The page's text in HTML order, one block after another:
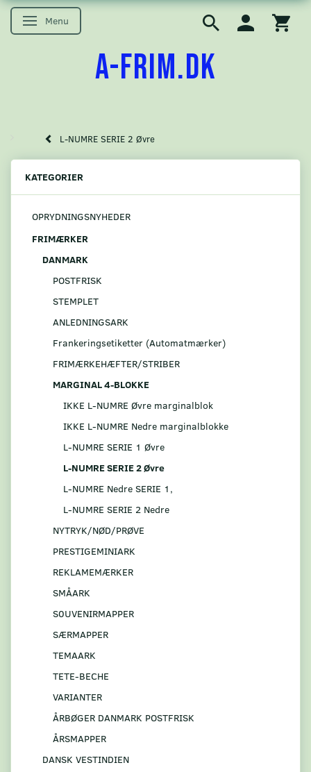
Skifte navigation
Menu
A-FRIM.DK
L-NUMRE SERIE 2 Øvre
KATEGORIER
OPRYDNINGSNYHEDER
FRIMÆRKER
DANMARK
POSTFRISK
STEMPLET
ANLEDNINGSARK
Frankeringsetiketter (Automatmærker)
FRIMÆRKEHÆFTER/STRIBER
MARGINAL 4-BLOKKE
IKKE L-NUMRE Øvre marginalblok
IKKE L-NUMRE Nedre marginalblokke
L-NUMRE SERIE 1 Øvre
L-NUMRE SERIE 2 Øvre
L-NUMRE Nedre SERIE 1,
L-NUMRE SERIE 2 Nedre
NYTRYK/NØD/PRØVE
PRESTIGEMINIARK
REKLAMEMÆRKER
SMÅARK
S0UVENIRMAPPER
SÆRMAPPER
TEMAARK
TETE-BECHE
VARIANTER
ÅRBØGER DANMARK POSTFRISK
ÅRSMAPPER
DANSK VESTINDIEN